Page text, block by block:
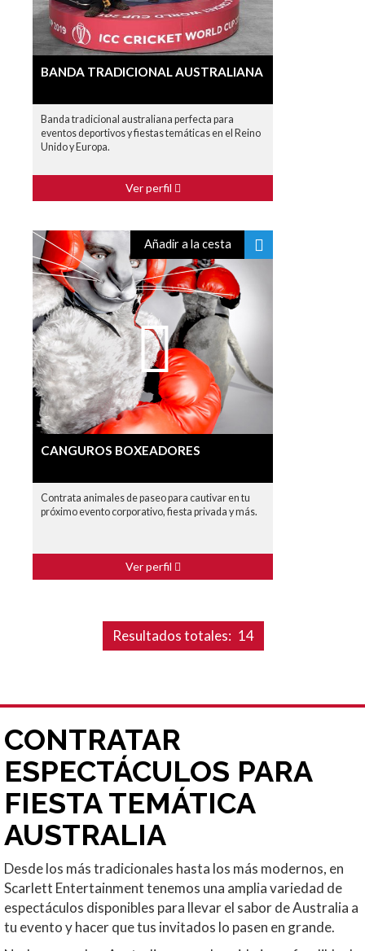
BANDA TRADICIONAL AUSTRALIANA
Banda tradicional australiana perfecta para
eventos deportivos y fiestas temáticas en el Reino
Unido y Europa.
Ver perfil
Añadir a la cesta
CANGUROS BOXEADORES
Contrata animales de paseo para cautivar en tu
próximo evento corporativo, fiesta privada y más.
Ver perfil
Resultados totales: 14
CONTRATAR
ESPECTÁCULOS PARA
FIESTA TEMÁTICA
AUSTRALIA
Desde los más tradicionales hasta los más modernos, en
Scarlett Entertainment tenemos una amplia variedad de
espectáculos disponibles para llevar el sabor de Australia a
tu evento y hacer que tus invitados lo pasen en grande.